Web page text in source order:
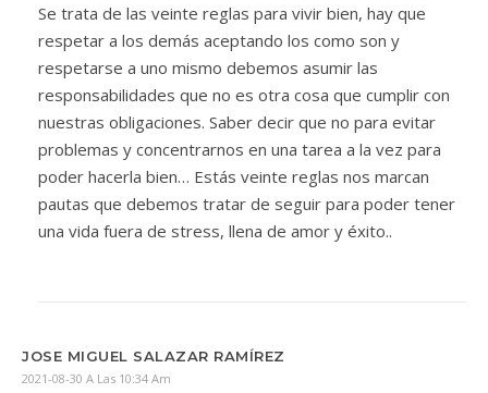
Se trata de las veinte reglas para vivir bien, hay que
respetar a los demás aceptando los como son y
respetarse a uno mismo debemos asumir las
responsabilidades que no es otra cosa que cumplir con
nuestras obligaciones. Saber decir que no para evitar
problemas y concentrarnos en una tarea a la vez para
poder hacerla bien… Estás veinte reglas nos marcan
pautas que debemos tratar de seguir para poder tener
una vida fuera de stress, llena de amor y éxito..
JOSE MIGUEL SALAZAR RAMÍREZ
2021-08-30 A Las 10:34 Am